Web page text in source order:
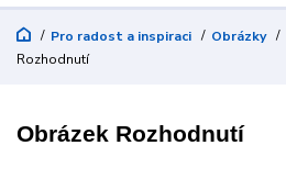
Pro radost a inspiraci Obrázky
Rozhodnutí
Obrázek Rozhodnutí